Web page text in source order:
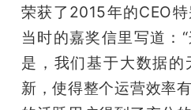
荣获了2015年的CEO
当时的嘉奖信里写道：
是，我们基于大数据
新，使得整个运营效率